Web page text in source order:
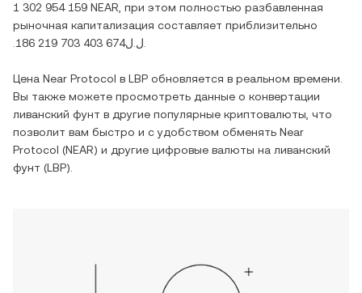
1 302 954 159 NEAR , при этом полностью разбавленная
рыночная капитализация составляет приблизительно
.ل.ل186 219 703 403 674
Цена Near Protocol в LBP обновляется в реальном времени.
Вы также можете просмотреть данные о конвертации
ливанский фунт в другие популярные криптовалюты, что
позволит вам быстро и с удобством обменять Near
Protocol (NEAR) и другие цифровые валюты на ливанский
фунт (LBP).